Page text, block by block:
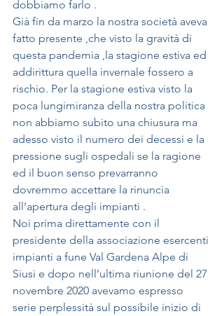
dobbiamo farlo .
Già fin da marzo la nostra società aveva
fatto presente ,che visto la gravità di
questa pandemia ,la stagione estiva ed
addirittura quella invernale fossero a
rischio. Per la stagione estiva visto la
poca lungimiranza della nostra politica
non abbiamo subito una chiusura ma
adesso visto il numero dei decessi e la
pressione sugli ospedali se la ragione
ed il buon senso prevarranno
dovremmo accettare la rinuncia
all’apertura degli impianti .
Noi prima direttamente con il
presidente della associazione esercenti
impianti a fune Val Gardena Alpe di
Siusi e dopo nell’ultima riunione del 27
novembre 2020 avevamo espresso
serie perplessità sul possibile inizio di